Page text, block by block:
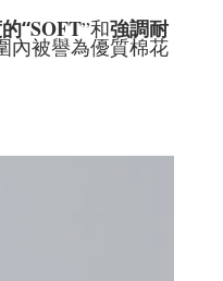
“SOFT”和強調耐
內被譽為優質棉花